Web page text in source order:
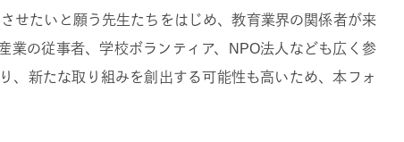
せたいと願う先生たちをはじめ、教育業界の関係者が来
業の従事者、学校ボランティア、NPO法人なども広く参
、新たな取り組みを創出する可能性も高いため、本フォ